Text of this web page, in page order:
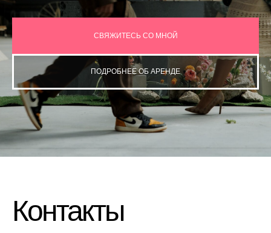
СВЯЖИТЕСЬ СО МНОЙ
ПОДРОБНЕЕ ОБ АРЕНДЕ
Контакты